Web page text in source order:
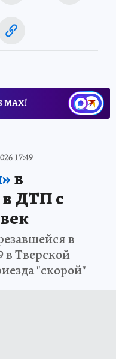
МАХ!
17:49
в
ДТП с
в
в Тверской
"скорой"